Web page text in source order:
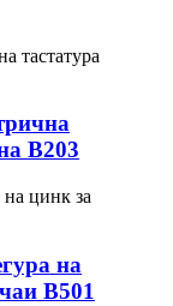
B203
на
B501